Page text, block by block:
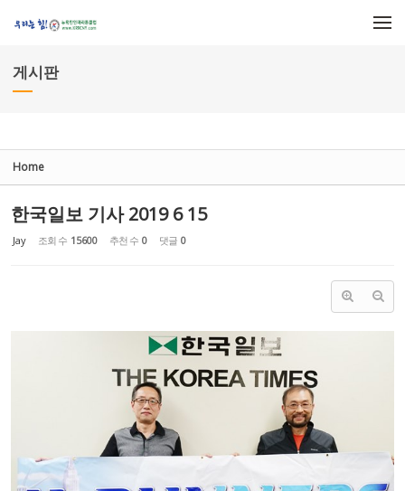
게시판
Home
한국일보 기사 2019 6 15
Jay 조회 수 15600 추천 수 0 댓글 0